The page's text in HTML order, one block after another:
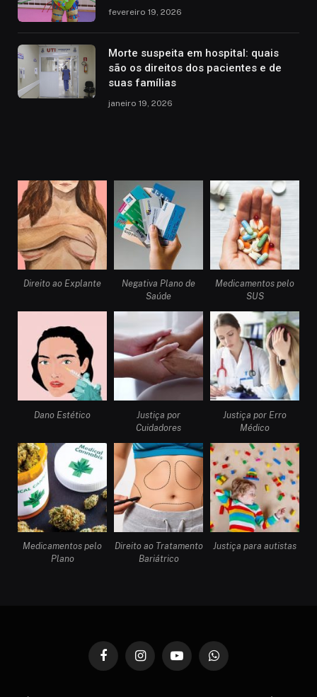
fevereiro 19, 2026
Morte suspeita em hospital: quais
são os direitos dos pacientes e de
suas famílias
janeiro 19, 2026
Direito ao Explante
Negativa Plano de
Saúde
Medicamentos pelo
SUS
Dano Estético
Justiça por
Cuidadores
Justiça por Erro
Médico
Medicamentos pelo
Plano
Direito ao Tratamento
Bariátrico
Justiça para autistas
FacebookInstagramYouTubeWhatsApp